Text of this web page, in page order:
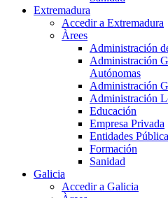
Extremadura
Accedir a Extremadura
Àrees
Administración
Administración
Autónomas
Administración
Administración
Educación
Empresa Privada
Entidades
Formación
Sanidad
Galicia
Accedir a Galicia